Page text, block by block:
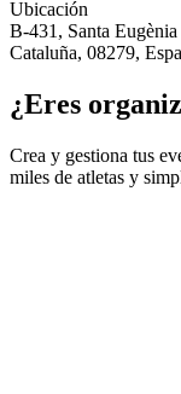
Ubicación
B-431, Santa
Cataluña, 08279,
¿Eres
Crea y gestiona tus
miles de atletas y